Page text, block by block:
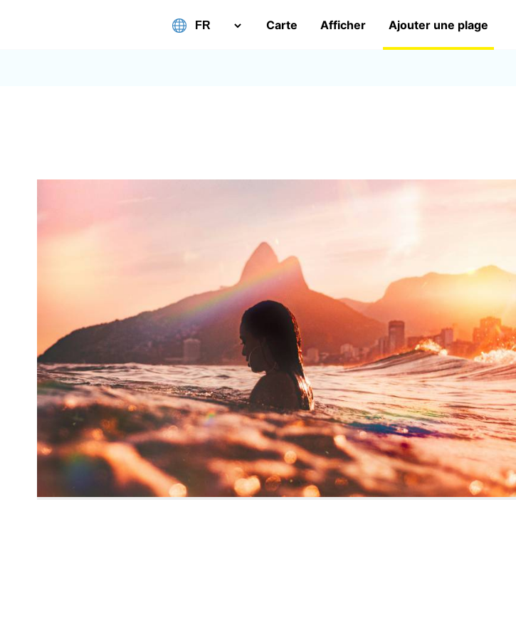
Carte Afficher Ajouter une plage